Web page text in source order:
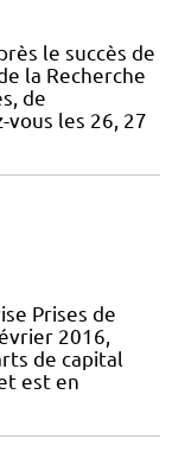
le succès de
la Recherche
de
vous les 26, 27
Prises de
2016,
de capital
est en